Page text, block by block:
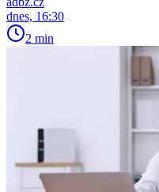
dnes, 16:30
2 min